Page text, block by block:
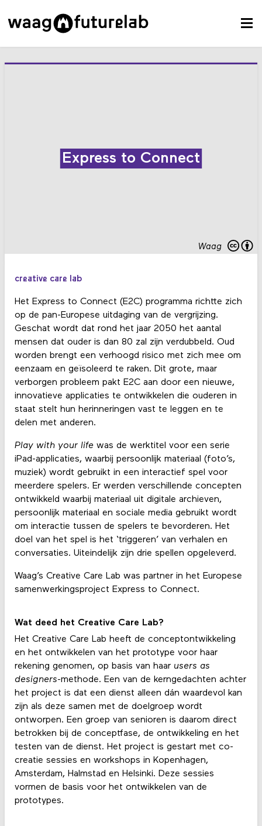
Waag
Express to Connect
creative care lab
Het Express to Connect (E2C) programma richtte zich
op de pan-Europese uitdaging van de vergrijzing.
Geschat wordt dat rond het jaar 2050 het aantal
mensen dat ouder is dan 80 zal zijn verdubbeld. Oud
worden brengt een verhoogd risico met zich mee om
eenzaam en geïsoleerd te raken. Dit grote, maar
verborgen probleem pakt E2C aan door een nieuwe,
innovatieve applicaties te ontwikkelen die ouderen in
staat stelt hun herinneringen vast te leggen en te
delen met anderen.
Play with your lifewas de werktitel voor een serie
iPad-applicaties, waarbij persoonlijk materiaal (foto’s,
muziek) wordt gebruikt in een interactief spel voor
meerdere spelers. Er werden verschillende concepten
ontwikkeld waarbij materiaal uit digitale archieven,
persoonlijk materiaal en sociale media gebruikt wordt
om interactie tussen de spelers te bevorderen. Het
doel van het spel is het ‘triggeren’ van verhalen en
conversaties. Uiteindelijk zijn drie spellen opgeleverd.
Waag’s Creative Care Lab was partner in het Europese
samenwerkingsproject Express to Connect.
Wat deed het Creative Care Lab?
Het Creative Care Lab heeft de conceptontwikkeling
en het ontwikkelen van het prototype voor haar
rekening genomen, op basis van haar users as
designers-methode. Een van de kerngedachten achter
het project is dat een dienst alleen dán waardevol kan
zijn als deze samen met de doelgroep wordt
ontworpen. Een groep van senioren is daarom direct
betrokken bij de conceptfase, de ontwikkeling en het
testen van de dienst. Het project is gestart met co-
creatie sessies en workshops in Kopenhagen,
Amsterdam, Halmstad en Helsinki. Deze sessies
vormen de basis voor het ontwikkelen van de
prototypes.